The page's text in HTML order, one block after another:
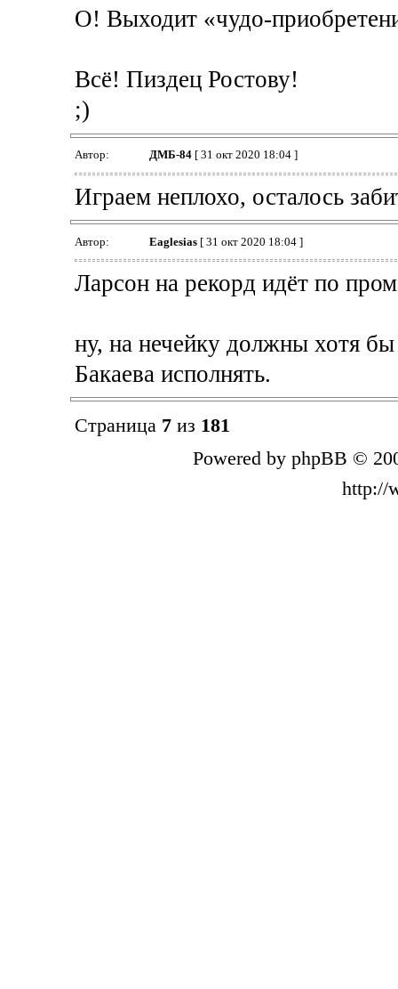
О! Выходит «чудо-
Всё! Пиздец Ростову!
;)
Автор: ДМБ-84[ 31 окт 2020 18:04 ]
Играем неплохо, осталось
Автор: Eaglesias[ 31 окт 2020 18:04 ]
Ларсон на рекорд идёт по
ну, на нечейку должны хотя бы
Бакаева исполнять.
Страница 7из 181
Powered by phpBB ©
http://